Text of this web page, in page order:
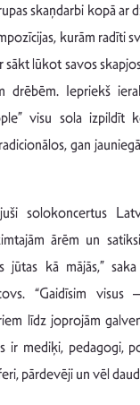
skaņdarbi kopā ar
kurām radīti
sākt lūkot savos
drēbēm. Iepriekš
visu sola izpildīt
gan
solokoncertus
ārēm un
jūtas kā mājās,”
“Gaidīsim
līdz joprojām
ir mediķi, pedagogi,
pārdevēji un vēl